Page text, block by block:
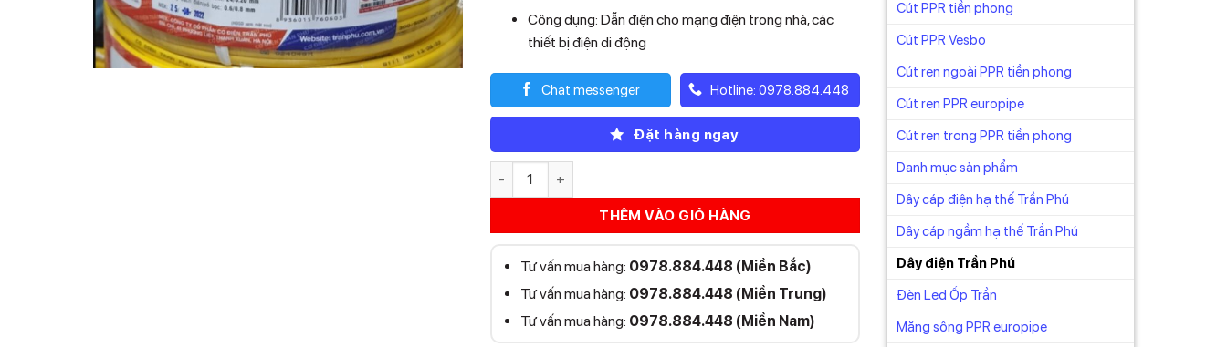
Cút PPR tiền phong
Cút PPR Vesbo
Cút ren ngoài PPR tiền phong
Cút ren PPR europipe
Cút ren trong PPR tiền phong
Danh mục sản phẩm
Dây cáp điện hạ thế Trần Phú
Dây cáp ngầm hạ thế Trần Phú
Dây điện Trần Phú
Đèn Led Ốp Trần
Măng sông PPR europipe
Công dụng: Dẫn điện cho mạng điện trong nhà, các
thiết bị điện di động
Chat messenger Hotline: 0978.884.448
Đặt hàng ngay
Dây điện trần phú 2x1.5mm số lượng
THÊM VÀO GIỎ HÀNG
Tư vấn mua hàng: 0978.884.448 (Miền Bắc)
Tư vấn mua hàng: 0978.884.448 (Miền Trung)
Tư vấn mua hàng: 0978.884.448 (Miền Nam)